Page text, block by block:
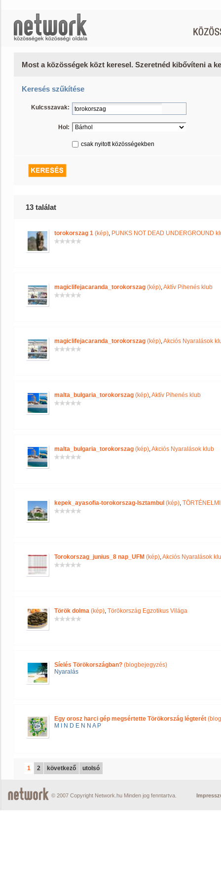
Most a közösségek közt keresel. Szeretnéd kibővíteni a
Keresés szűkítése
Kulcsszavak:
Hol:
csak nyitott közösségekben
13 találat
torokorszag 1 (kép), PUNKS NOT DEAD UNDERGROUND
magiclifejacaranda_torokorszag (kép),Aktív Pihenés klub
magiclifejacaranda_torokorszag (kép),Akciós Nyaralások
malta_bulgaria_torokorszag (kép),Aktív Pihenés klub
malta_bulgaria_torokorszag (kép),Akciós Nyaralások klub
kepek_ayasofia-torokorszag-Isztambul (kép),
Torokorszag_junius_8 nap_UFM (kép),Akciós Nyaralások
Török dolma (kép), Törökország Egzotikus Világa
Síelés Törökországban? (blogbejegyzés)
Nyaralás
Egy orosz harci gép megsértette Törökország légterét
M I N D E N N A P
1 2 következő utolsó
© 2007 Copyright Network.hu Minden jog fenntartva.